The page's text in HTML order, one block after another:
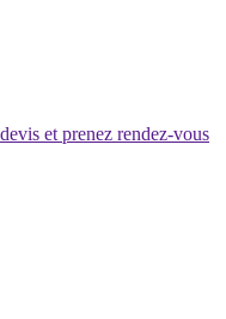
et prenez rendez-vous